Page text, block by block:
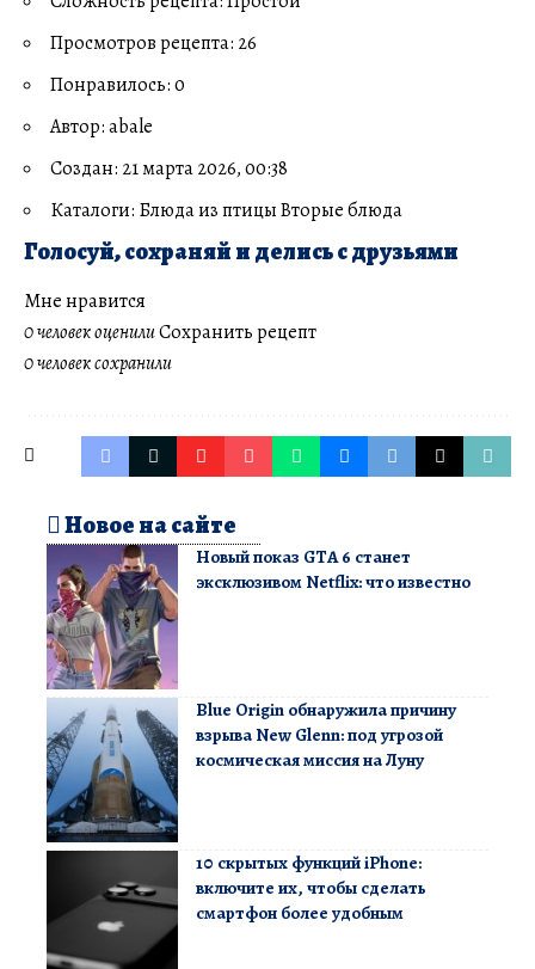
Просмотров рецепта: 26
Понравилось: 0
Автор: abale
Создан: 21 марта 2026, 00:38
Каталоги: Блюда из птицы Вторые блюда
Голосуй, сохраняй и делись с друзьями
Мне нравится
0 человек оценилиСохранить рецепт
0 человек сохранили
Новое на сайте
Новый показ GTA 6 станет
эксклюзивом Netflix: что известно
Blue Origin обнаружила причину
взрыва New Glenn: под угрозой
космическая миссия на Луну
10 скрытых функций iPhone:
включите их, чтобы сделать
смартфон более удобным